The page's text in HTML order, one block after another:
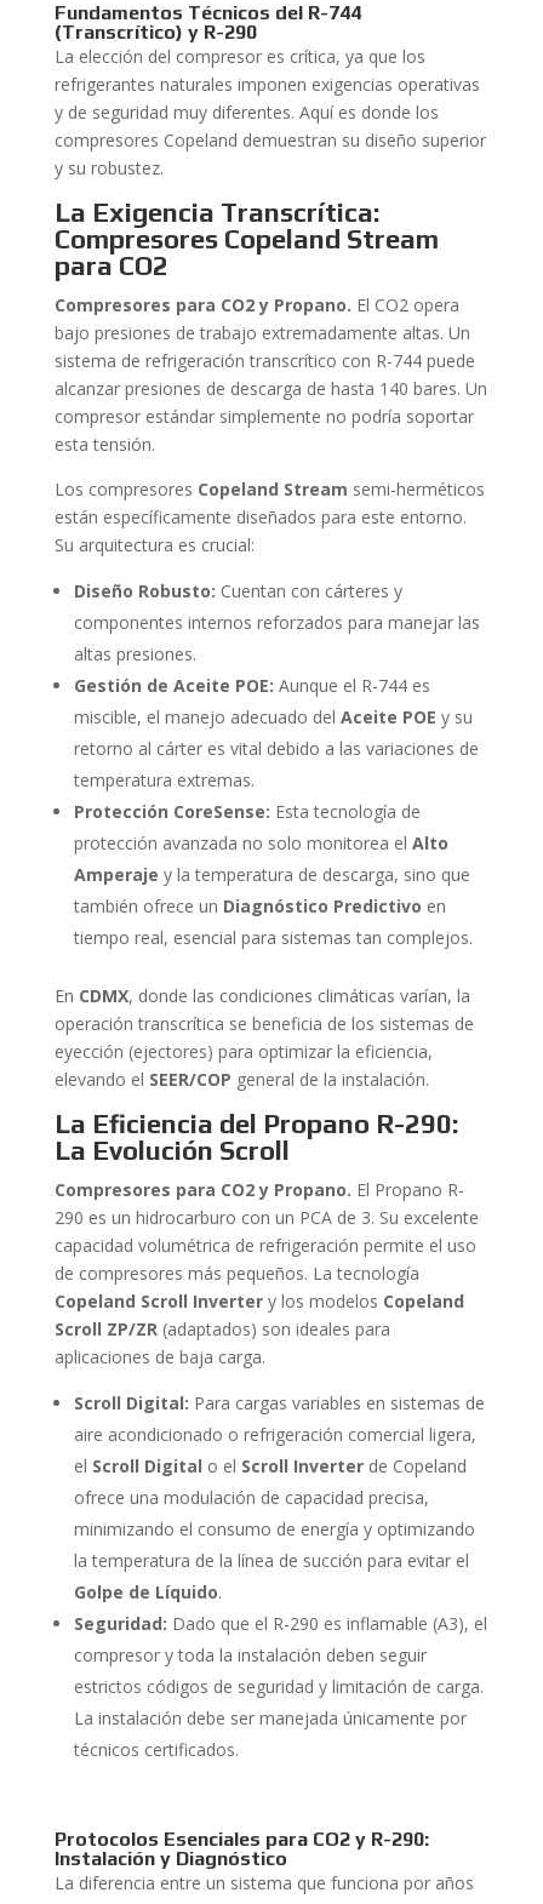
Fundamentos Técnicos del R-744
(Transcrítico) y R-290
La elección del compresor es crítica, ya que los
refrigerantes naturales imponen exigencias operativas
y de seguridad muy diferentes. Aquí es donde los
compresores Copeland demuestran su diseño superior
y su robustez.
La Exigencia Transcrítica:
Compresores Copeland Stream
para CO2
Compresores para CO2 y Propano. El CO2 opera
bajo presiones de trabajo extremadamente altas. Un
sistema de refrigeración transcrítico con R-744 puede
alcanzar presiones de descarga de hasta 140 bares. Un
compresor estándar simplemente no podría soportar
esta tensión.
Los compresores Copeland Stream semi-herméticos
están específicamente diseñados para este entorno.
Su arquitectura es crucial:
Diseño Robusto: Cuentan con cárteres y
componentes internos reforzados para manejar las
altas presiones.
Gestión de Aceite POE: Aunque el R-744 es
miscible, el manejo adecuado del Aceite POE y su
retorno al cárter es vital debido a las variaciones de
temperatura extremas.
Protección CoreSense: Esta tecnología de
protección avanzada no solo monitorea el Alto
Amperaje y la temperatura de descarga, sino que
también ofrece un Diagnóstico Predictivo en
tiempo real, esencial para sistemas tan complejos.
En CDMX, donde las condiciones climáticas varían, la
operación transcrítica se beneficia de los sistemas de
eyección (ejectores) para optimizar la eficiencia,
elevando el SEER/COP general de la instalación.
La Eficiencia del Propano R-290:
La Evolución Scroll
Compresores para CO2 y Propano. El Propano R-
290 es un hidrocarburo con un PCA de 3. Su excelente
capacidad volumétrica de refrigeración permite el uso
de compresores más pequeños. La tecnología
Copeland Scroll Invertery los modelos Copeland
Scroll ZP/ZR(adaptados) son ideales para
aplicaciones de baja carga.
Scroll Digital: Para cargas variables en sistemas de
aire acondicionado o refrigeración comercial ligera,
el Scroll Digital o el Scroll Inverterde Copeland
ofrece una modulación de capacidad precisa,
minimizando el consumo de energía y optimizando
la temperatura de la línea de succión para evitar el
Golpe de Líquido.
Seguridad: Dado que el R-290 es inflamable (A3), el
compresor y toda la instalación deben seguir
estrictos códigos de seguridad y limitación de carga.
La instalación debe ser manejada únicamente por
técnicos certificados.
Protocolos Esenciales para CO2 y R-290:
Instalación y Diagnóstico
La diferencia entre un sistema que funciona por años